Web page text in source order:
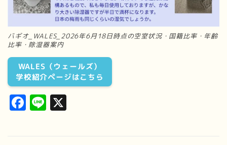
バギオ_WALES_2026年6月18日時点の空室状況・国籍比率・年齢
比率・除湿器案内
WALES（ウェールズ）
学校紹介ページはこちら
Facebook
Line